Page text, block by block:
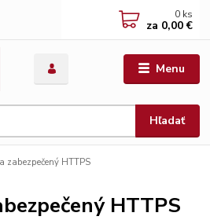
Menu
Hľadať
0 ks
za 0,00 €
zabezpečený HTTPS
HTTPS